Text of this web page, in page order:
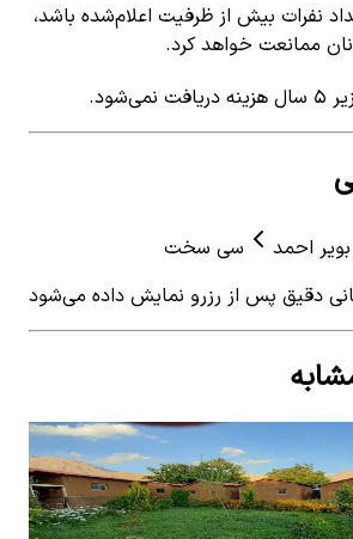
نفرات بیش از ظرفیت اعلام‌شده باشد،
ممانعت خواهد کرد.
احمد
سی سخت
کلبه بومگردی در سی سخت
سی سخت